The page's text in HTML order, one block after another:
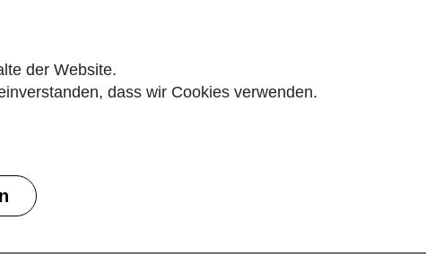
der Website.
dass wir Cookies verwenden.